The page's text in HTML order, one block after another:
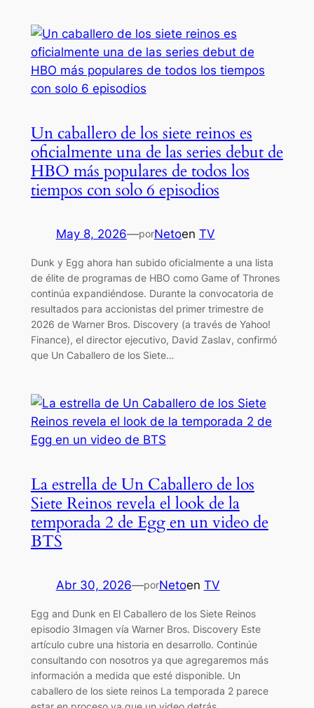
Un caballero de los siete reinos es
oficialmente una de las series debut de
HBO más populares de todos los
tiempos con solo 6 episodios
May 8, 2026—porNetoen TV
Dunk y Egg ahora han subido oficialmente a una lista
de élite de programas de HBO como Game of Thrones
continúa expandiéndose. Durante la convocatoria de
resultados para accionistas del primer trimestre de
2026 de Warner Bros. Discovery (a través de Yahoo!
Finance), el director ejecutivo, David Zaslav, confirmó
que Un Caballero de los Siete…
La estrella de Un Caballero de los
Siete Reinos revela el look de la
temporada 2 de Egg en un video de
BTS
Abr 30, 2026—porNetoen TV
Egg and Dunk en El Caballero de los Siete Reinos
episodio 3Imagen vía Warner Bros. Discovery Este
artículo cubre una historia en desarrollo. Continúe
consultando con nosotros ya que agregaremos más
información a medida que esté disponible. Un
caballero de los siete reinos La temporada 2 parece